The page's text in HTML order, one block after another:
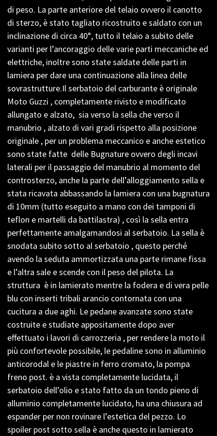
di peso. La parte anteriore del telaio ovvero il canotto
di sterzo, è stato tagliato ricostruito e saldato con un
inclinazione di circa 40°, tutto il telaio a subito delle
varianti per l’ancoraggio delle varie parti meccaniche ed
elettriche, inoltre sono state saldate delle parti in
lamiera per dare una continuazione alla linea delle
sovrastrutture.Il serbatoio del carburante è originale
Moto Guzzi , completamente rivisto e modificato
allungato e alzato, sia verso la sella che verso il
manubrio , alzato di vari gradi rispetto alla posizione
originale , per un problema meccanico e anche estetico
sono state fatte delle Bugnature ovvero degli incavi
laterali per il passaggio del manubrio al momento del
controsterzo, anche la parte dell’alloggiamento sella e
stata ricavata abbassando la lamiera con una bugnatura
di 10mm (tutto eseguito a mano con dei tamponi di
teflon e martelli da battilastra) , così la sella entra
perfettamente amalgamandosi al serbatoio. La sella è
snodata subito sotto al serbatoio , questo perché
avendo la seduta ammortizzata una parte rimane fissa
e l’altra sale e scende con il peso del pilota. La
struttura è in lamierato mentre la fodera e di vera pelle
blu con inserti tribali arancio contornata con una
cucitura a due aghi. Le pedane avanzate sono state
costruite e studiate appositamente dopo aver
effettuato i lavori di carrozzeria , per rendere la moto il
più confortevole possibile, le pedaline sono in alluminio
anticorodal e le piastre in ferro cromato, la pompa
freno post. è a vista completamente lucidata, il
serbatoio dell’olio e stato fatto da un tondo pieno di
alluminio completamente lucidato, ha una chiusura ad
espander per non rovinare l’estetica del pezzo. Lo
spoiler post sotto sella è anche questo in lamierato